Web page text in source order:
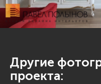
Другие
проекта: